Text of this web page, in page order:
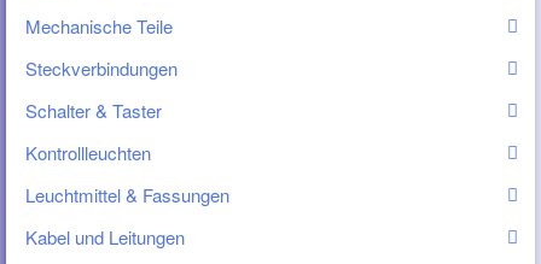
Mechanische Teile
Steckverbindungen
Schalter & Taster
Kontrollleuchten
Leuchtmittel & Fassungen
Kabel und Leitungen